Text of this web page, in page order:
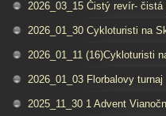
2026_03_15 Čistý revír-
2026_01_30 Cykloturisti na
2026_01_11 (16)Cykloturisti
2026_01_03 Florbalovy turnaj
2025_11_30 1 Advent